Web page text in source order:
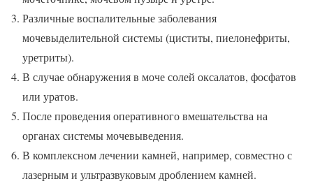
Различные воспалительные заболевания
мочевыделительной системы (циститы, пиелонефриты,
уретриты).
В случае обнаружения в моче солей оксалатов, фосфатов
или уратов.
После проведения оперативного вмешательства на
органах системы мочевыведения.
В комплексном лечении камней, например, совместно с
лазерным и ультразвуковым дроблением камней.